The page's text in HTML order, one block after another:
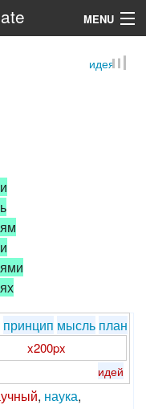
MENU
идея
принцип мысль план
x200px
идей
, наука,